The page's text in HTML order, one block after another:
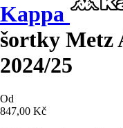
Kappa
šortky Metz
2024/25
Od
847,00 Kč